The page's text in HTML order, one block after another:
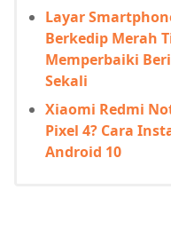
Layar
Berkedip Merah
Memperbaiki
Sekali
Xiaomi Redmi
Pixel 4? Cara
Android 10